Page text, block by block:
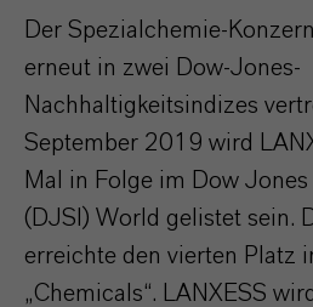
Der Spezialchemie-
erneut in zwei Dow-Jones-
Nachhaltigkeitsindizes
September 2019 wird
Mal in Folge im Dow
(DJSI) World gelistet sein.
erreichte den vierten Platz
„Chemicals“. LANXESS